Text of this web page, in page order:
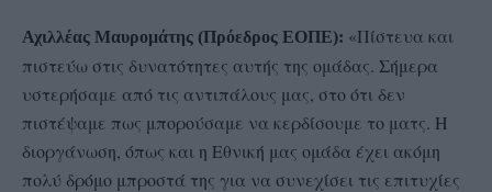
Αχιλλέας Μαυρομάτης (Πρόεδρος ΕΟΠΕ): «Πίστευα και
πιστεύω στις δυνατότητες αυτής της ομάδας. Σήμερα
υστερήσαμε από τις αντιπάλους μας, στο ότι δεν
πιστέψαμε πως μπορούσαμε να κερδίσουμε το ματς. Η
διοργάνωση, όπως και η Εθνική μας ομάδα έχει ακόμη
πολύ δρόμο μπροστά της για να συνεχίσει τις επιτυχίες